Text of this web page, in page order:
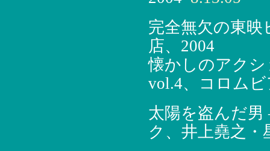
完全無欠の東映
店、2004
懐かしのアク
vol.4、コロムビ
太陽を盗んだ
ク、井上堯之・